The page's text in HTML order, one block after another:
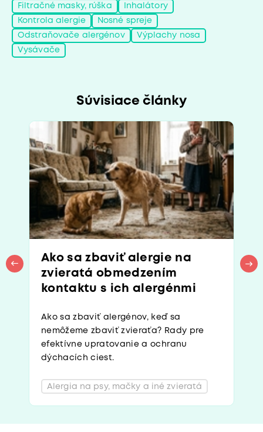
Filtračné masky, rúška Inhalátory
Kontrola alergie Nosné spreje
Odstraňovače alergénov Výplachy nosa
Vysávače
Súvisiace články
Ako sa zbaviť alergie na
zvieratá obmedzením
kontaktu s ich alergénmi
Ako sa zbaviť alergénov, keď sa
nemôžeme zbaviť zvieraťa? Rady pre
efektívne upratovanie a ochranu
dýchacích ciest.
Alergia na psy, mačky a iné zvieratá